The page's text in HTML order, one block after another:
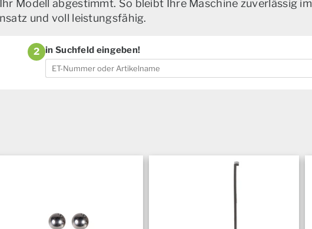
Modell abgestimmt. So bleibt Ihre Maschine zuverlässig im
und voll leistungsfähig.
2 in Suchfeld eingeben!